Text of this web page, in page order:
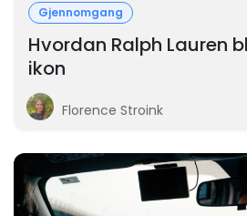
Gjennomgang
Hvordan Ralph Lauren
ikon
Florence Stroink